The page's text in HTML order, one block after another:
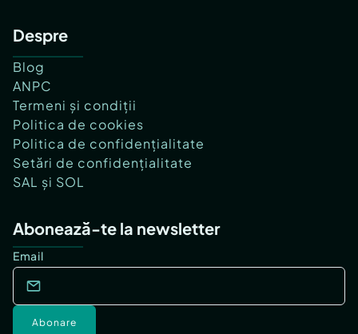
Despre
Blog
ANPC
Termeni și condiții
Politica de cookies
Politica de confidențialitate
Setări de confidențialitate
SAL și SOL
Abonează-te la newsletter
Email
Abonare